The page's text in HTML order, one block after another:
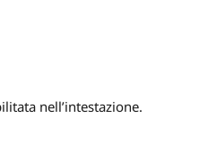
nell’intestazione.